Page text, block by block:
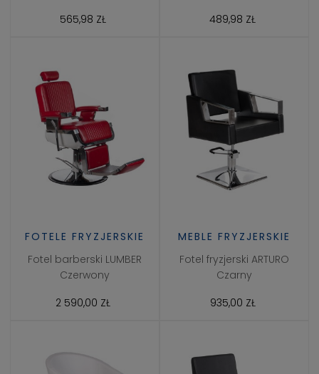
565,98 ZŁ
489,98 ZŁ
FOTELE FRYZJERSKIE
Fotel barberski LUMBER
Czerwony
2 590,00 ZŁ
MEBLE FRYZJERSKIE
Fotel fryzjerski ARTURO
Czarny
935,00 ZŁ